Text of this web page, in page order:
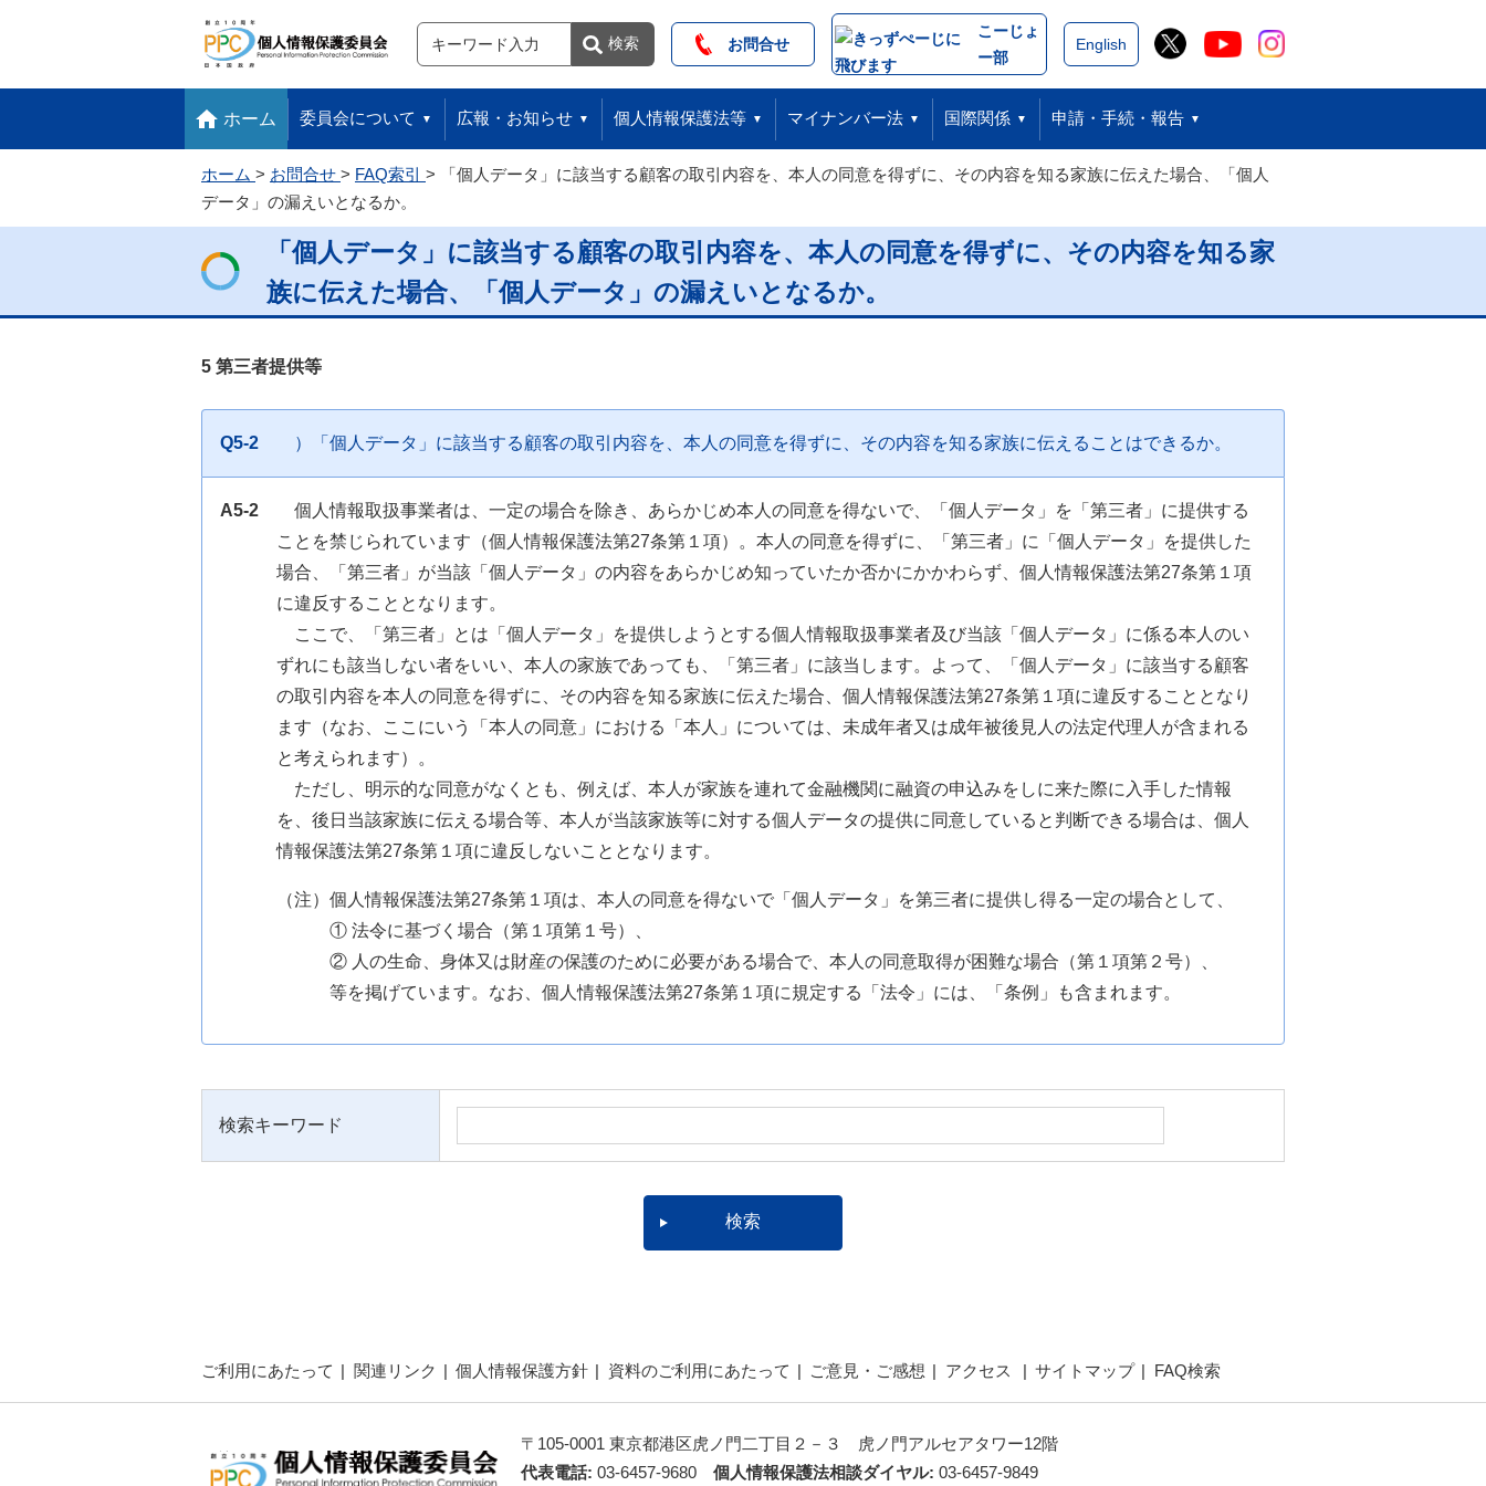
フッターへ移動します 閉じる
サイト内検索
検索 検索 お問合せ
こーじょ
ー部
English
ホーム 委員会について 広報・お知らせ 個人情報保護法等 マイナンバー法 国際関係 申請・手続・報告
ホーム お問合せ FAQ索引
「個人データ」に該当する顧客の取引内容を、本人の同意を得ずに、その内容を知る家族に伝えた場合、「個人
データ」の漏えいとなるか。
「個人データ」に該当する顧客の取引内容を、本人の同意を得ずに、その内容を知る家
族に伝えた場合、「個人データ」の漏えいとなるか。
5 第三者提供等
Q5-2 ）「個人データ」に該当する顧客の取引内容を、本人の同意を得ずに、その内容を知る家族に伝えることはできるか。
A5-2
個人情報取扱事業者は、一定の場合を除き、あらかじめ本人の同意を得ないで、「個人データ」を「第三者」に提供する
ことを禁じられています（個人情報保護法第27条第１項）。本人の同意を得ずに、「第三者」に「個人データ」を提供した
場合、「第三者」が当該「個人データ」の内容をあらかじめ知っていたか否かにかかわらず、個人情報保護法第27条第１項
に違反することとなります。
ここで、「第三者」とは「個人データ」を提供しようとする個人情報取扱事業者及び当該「個人データ」に係る本人のい
ずれにも該当しない者をいい、本人の家族であっても、「第三者」に該当します。よって、「個人データ」に該当する顧客
の取引内容を本人の同意を得ずに、その内容を知る家族に伝えた場合、個人情報保護法第27条第１項に違反することとなり
ます（なお、ここにいう「本人の同意」における「本人」については、未成年者又は成年被後見人の法定代理人が含まれる
と考えられます）。
ただし、明示的な同意がなくとも、例えば、本人が家族を連れて金融機関に融資の申込みをしに来た際に入手した情報
を、後日当該家族に伝える場合等、本人が当該家族等に対する個人データの提供に同意していると判断できる場合は、個人
情報保護法第27条第１項に違反しないこととなります。
（注）個人情報保護法第27条第１項は、本人の同意を得ないで「個人データ」を第三者に提供し得る一定の場合として、
① 法令に基づく場合（第１項第１号）、
② 人の生命、身体又は財産の保護のために必要がある場合で、本人の同意取得が困難な場合（第１項第２号）、
等を掲げています。なお、個人情報保護法第27条第１項に規定する「法令」には、「条例」も含まれます。
検索キーワード
ご利用にあたって 関連リンク 個人情報保護方針 資料のご利用にあたって ご意見・ご感想 アクセス サイトマップ FAQ検索
〒105-0001 東京都港区虎ノ門二丁目２－３ 虎ノ門アルセアタワー12階
代表電話: 03-6457-9680 個人情報保護法相談ダイヤル: 03-6457-9849